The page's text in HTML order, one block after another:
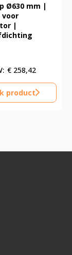
Ø630 mm |
voor
|
€ 258,42
product